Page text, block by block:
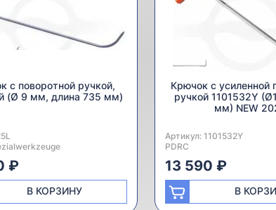
с поворотной ручкой,
(Ø 9 мм, длина 735 мм)
₽
В КОРЗИНУ
Крючок с усиленной
ручкой 1101532Y
мм) NEW
Артикул: 1101532Y
Производитель:
PDRC
13 590 ₽
В